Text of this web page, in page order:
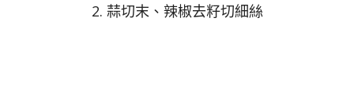
2. 蒜切末、辣椒去籽切細絲